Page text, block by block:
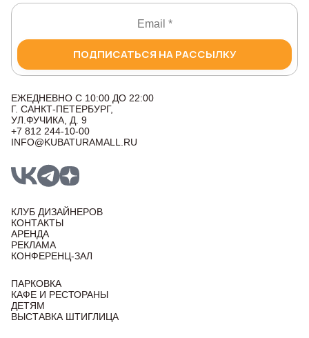
ПОДПИСАТЬСЯ НА РАССЫЛКУ
ЕЖЕДНЕВНО С 10:00 ДО 22:00
Г. САНКТ-ПЕТЕРБУРГ,
УЛ.ФУЧИКА, Д. 9
+7 812 244-10-00
INFO@KUBATURAMALL.RU
КЛУБ ДИЗАЙНЕРОВ
КОНТАКТЫ
АРЕНДА
РЕКЛАМА
КОНФЕРЕНЦ-ЗАЛ
ПАРКОВКА
КАФЕ И РЕСТОРАНЫ
ДЕТЯМ
ВЫСТАВКА ШТИГЛИЦА